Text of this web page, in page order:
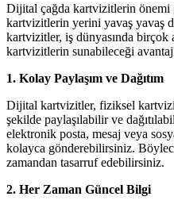
Dijital çağda kartvizitlerin önemi
kartvizitlerin yerini yavaş yavaş
kartvizitler, iş dünyasında birçok
kartvizitlerin sunabileceği
1. Kolay Paylaşım ve Dağıtım
Dijital kartvizitler, fiziksel
şekilde paylaşılabilir ve
elektronik posta, mesaj veya
kolayca gönderebilirsiniz.
zamandan tasarruf edebilirsiniz.
2. Her Zaman Güncel Bilgi